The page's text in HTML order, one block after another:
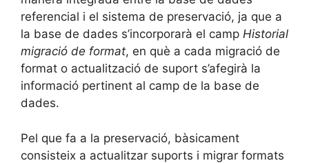
referencial i el sistema de preservació, ja que a
la base de dades s’incorporarà el camp Historial
migració de format, en què a cada migració de
format o actualització de suport s’afegirà la
informació pertinent al camp de la base de
dades.
Pel que fa a la preservació, bàsicament
consisteix a actualitzar suports i migrar formats